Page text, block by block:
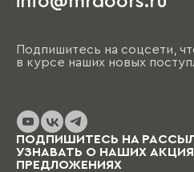
Подпишитесь на соцсети,
в курсе наших новых
ПОДПИШИТЕСЬ НА
УЗНАВАТЬ О НАШИХ
ПРЕДЛОЖЕНИЯХ